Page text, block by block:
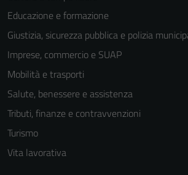
Educazione e formazione
Giustizia, sicurezza pubblica e polizia
Imprese, commercio e SUAP
Mobilità e trasporti
Salute, benessere e assistenza
Tributi, finanze e contravvenzioni
Turismo
Vita lavorativa